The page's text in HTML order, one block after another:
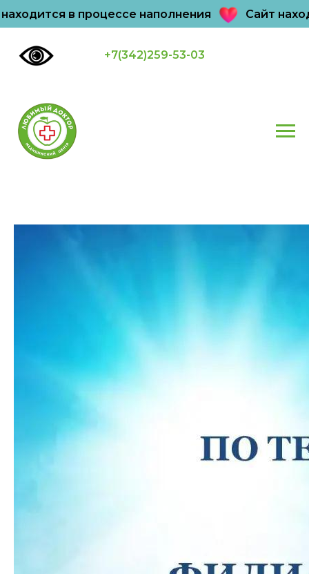
в процессе наполнения Сайт находится
+7(342)259-53-03